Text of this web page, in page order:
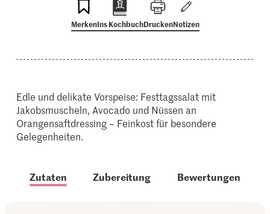
MerkenIns KochbuchDruckenNotizen
Edle und delikate Vorspeise: Festtagssalat mit
Jakobsmuscheln, Avocado und Nüssen an
Orangensaftdressing – Feinkost für besondere
Gelegenheiten.
Zutaten Zubereitung Bewertungen